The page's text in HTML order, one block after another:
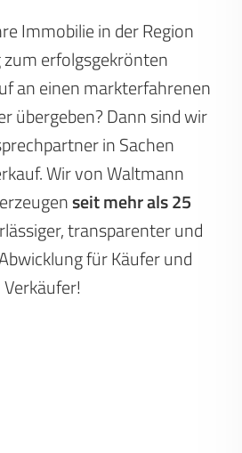
Immobilie in der Region
erfolgsgekrönten
an einen markterfahrenen
übergeben? Dann sind wir
in Sachen
Wir von Waltmann
seit mehr als 25
transparenter und
für Käufer und
Verkäufer!